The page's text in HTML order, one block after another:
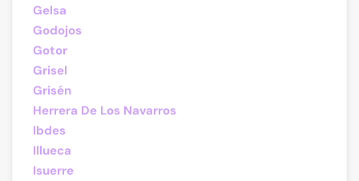
Gelsa
Godojos
Gotor
Grisel
Grisén
Herrera De Los Navarros
Ibdes
Illueca
Isuerre